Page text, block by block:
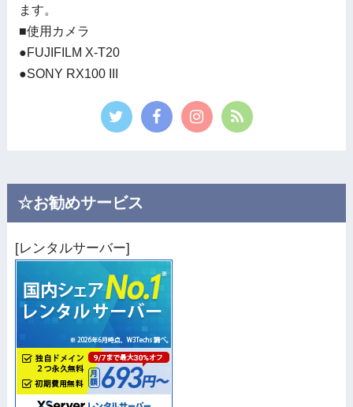
ます。
■使用カメラ
●FUJIFILM X-T20
●SONY RX100 III
☆お勧めサービス
[レンタルサーバー]